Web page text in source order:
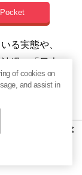
Pocket
る実態や、
縄の「日本
ているよう
×
of cookies on
and assist in